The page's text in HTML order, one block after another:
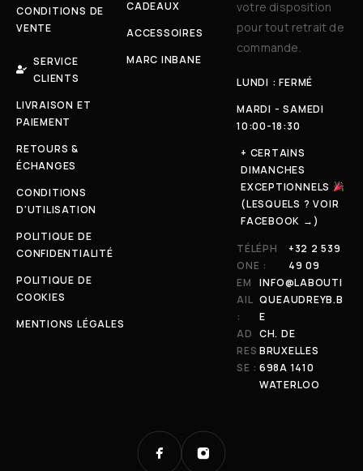
CONDITIONS DE
VENTE
SERVICE
CLIENTS
LIVRAISON ET
PAIEMENT
RETOURS &
ÉCHANGES
CONDITIONS
D'UTILISATION
POLITIQUE DE
CONFIDENTIALITÉ
POLITIQUE DE
COOKIES
MENTIONS LÉGALES
CADEAUX
ACCESSOIRES
MARC INBANE
votre disposition
pour tout retrait de
commande.
LUNDI : FERMÉ
MARDI - SAMEDI
10:00-18:30
+ CERTAINS
DIMANCHES
EXCEPTIONNELS
(LESQUELS ? VOIR
FACEBOOK →)
TÉLÉPH
ONE :
+32 2 539
49 09
EM
AIL
:
INFO@LABOUTI
QUEAUDREYB.B
E
AD
RES
SE :
CH. DE
BRUXELLES
698A 1410
WATERLOO